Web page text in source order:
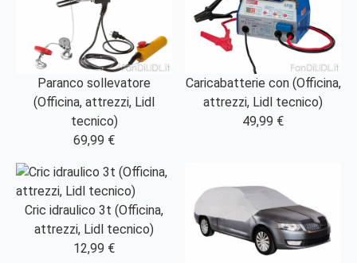
Paranco sollevatore
(Officina, attrezzi, Lidl
tecnico)
69,99 €
Caricabatterie con (Officina,
attrezzi, Lidl tecnico)
49,99 €
Cric idraulico 3t (Officina,
attrezzi, Lidl tecnico)
12,99 €